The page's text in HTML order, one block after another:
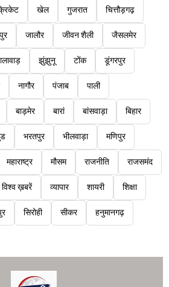
खेल गुजरात चित्तौड़गढ़
जालौर जीवन शैली जैसलमेर
झुंझुनू टोंक डूंगरपुर
नागौर पंजाब पाली
बाड़मेर बारां बांसवाड़ा बिहार
भरतपुर भीलवाड़ा मणिपुर
महाराष्ट्र मौसम राजनीति राजसमंद
विश्व ख़बरें व्यापार शायरी शिक्षा
सिरोही सीकर हनुमानगढ़